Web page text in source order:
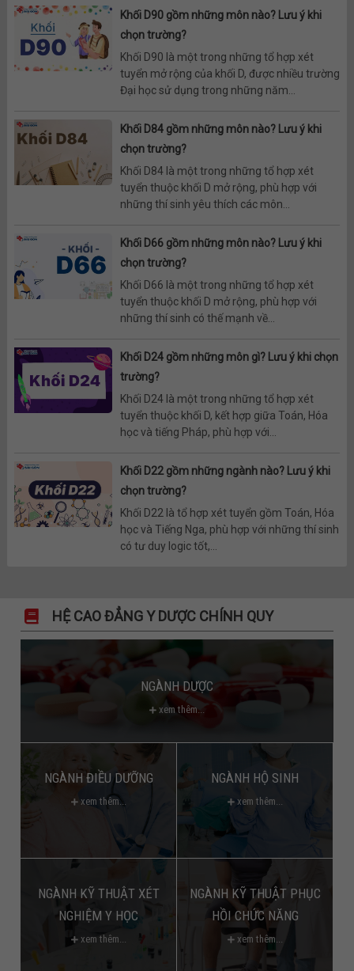
Khối D90 gồm những môn nào? Lưu ý khi
chọn trường?
Khối D90 là một trong những tổ hợp xét
tuyển mở rộng của khối D, được nhiều trường
Đại học sử dụng trong những năm...
Khối D84 gồm những môn nào? Lưu ý khi
chọn trường?
Khối D84 là một trong những tổ hợp xét
tuyển thuộc khối D mở rộng, phù hợp với
những thí sinh yêu thích các môn...
Khối D66 gồm những môn nào? Lưu ý khi
chọn trường?
Khối D66 là một trong những tổ hợp xét
tuyển thuộc khối D mở rộng, phù hợp với
những thí sinh có thế mạnh về...
Khối D24 gồm những môn gì? Lưu ý khi chọn
trường?
Khối D24 là một trong những tổ hợp xét
tuyển thuộc khối D, kết hợp giữa Toán, Hóa
học và tiếng Pháp, phù hợp với...
Khối D22 gồm những ngành nào? Lưu ý khi
chọn trường?
Khối D22 là tổ hợp xét tuyển gồm Toán, Hóa
học và Tiếng Nga, phù hợp với những thí sinh
có tư duy logic tốt,...
HỆ CAO ĐẲNG Y DƯỢC CHÍNH QUY
NGÀNH DƯỢC
xem thêm...
NGÀNH ĐIỀU DƯỠNG
xem thêm...
NGÀNH HỘ SINH
xem thêm...
NGÀNH KỸ THUẬT XÉT
NGHIỆM Y HỌC
xem thêm...
NGÀNH KỸ THUẬT PHỤC
HỒI CHỨC NĂNG
xem thêm...